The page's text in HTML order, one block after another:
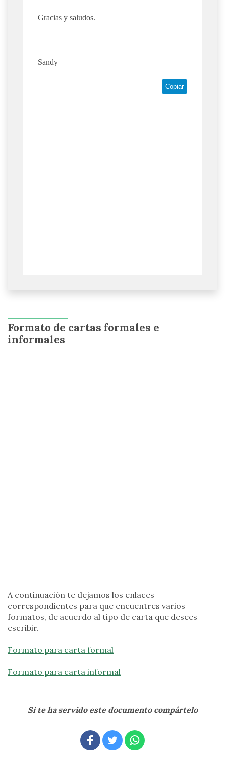
Gracias y saludos.
Sandy
Copiar
Formato de cartas formales e
informales
A continuación te dejamos los enlaces
correspondientes para que encuentres varios
formatos, de acuerdo al tipo de carta que desees
escribir.
Formato para carta formal
Formato para carta informal
Si te ha servido este documento compártelo